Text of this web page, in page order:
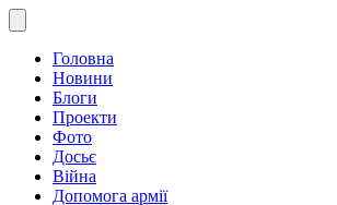
Головна
Новини
Блоги
Проекти
Фото
Досьє
Війна
Допомога армії